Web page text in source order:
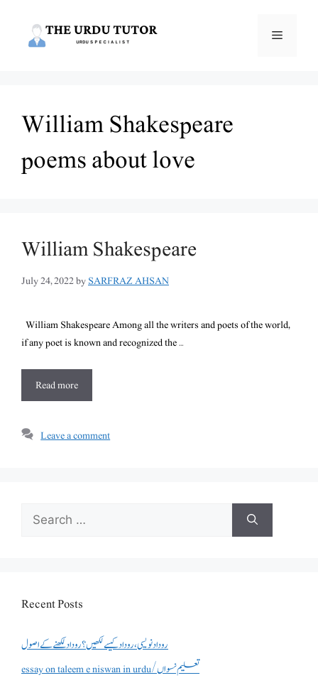
Menu
William Shakespeare
poems about love
William Shakespeare
July 24, 2022bySARFRAZ AHSAN
William Shakespeare Among all the writers and poets of the world,
if any poet is known and recognized the …
Read more
Leave a comment
Search
for:
Recent Posts
روداد نویسی ،روداد کیسے لکھیں؟ روداد لکھنے کے اصول
essay on taleem e niswan in urdu/تعلیم نسواں